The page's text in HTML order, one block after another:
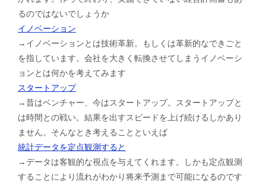
るのではないでしょうか
イノベーション
→イノベーションとは技術革新。もしくは革新的なできごと
を指しています。会社を大きく転換させてしまうイノベーシ
ョンとは何かを考えてみます
スタートアップ
→昔はベンチャー、今はスタートアップ。スタートアップと
は時間との戦い。結果を出すスピードを上げ続けるしかあり
ません。そんなとき考えることといえば
統計データを定点観測すると
→データは客観的な視点を与えてくれます。しかも定点観測
することにより流れがわかり将来予測まで可能になるのです